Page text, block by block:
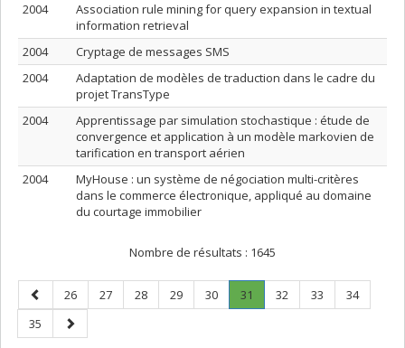
2004
Association rule mining for query expansion in textual
information retrieval
2004
Cryptage de messages SMS
2004
Adaptation de modèles de traduction dans le cadre du
projet TransType
2004
Apprentissage par simulation stochastique : étude de
convergence et application à un modèle markovien de
tarification en transport aérien
2004
MyHouse : un système de négociation multi-critères
dans le commerce électronique, appliqué au domaine
du courtage immobilier
Nombre de résultats : 1645
Page
précédente
Page
26 Page
27 Page
28 Page
29 Page
30 Page
31
Page
Page
32 Page
33 Page
34
Page
35
Page
suivante